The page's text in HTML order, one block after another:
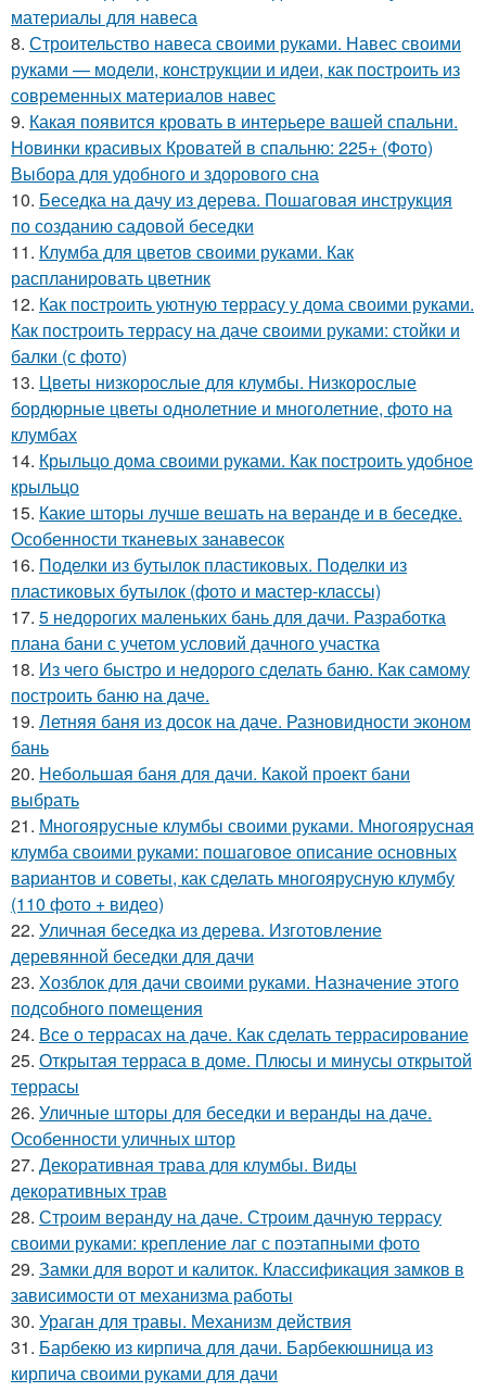
материалы для навеса
8. Строительство навеса своими руками. Навес своими
руками — модели, конструкции и идеи, как построить из
современных материалов навес
9. Какая появится кровать в интерьере вашей спальни.
Новинки красивых Кроватей в спальню: 225+ (Фото)
Выбора для удобного и здорового сна
10. Беседка на дачу из дерева. Пошаговая инструкция
по созданию садовой беседки
11. Клумба для цветов своими руками. Как
распланировать цветник
12. Как построить уютную террасу у дома своими руками.
Как построить террасу на даче своими руками: стойки и
балки (с фото)
13. Цветы низкорослые для клумбы. Низкорослые
бордюрные цветы однолетние и многолетние, фото на
клумбах
14. Крыльцо дома своими руками. Как построить удобное
крыльцо
15. Какие шторы лучше вешать на веранде и в беседке.
Особенности тканевых занавесок
16. Поделки из бутылок пластиковых. Поделки из
пластиковых бутылок (фото и мастер-классы)
17. 5 недорогих маленьких бань для дачи. Разработка
плана бани с учетом условий дачного участка
18. Из чего быстро и недорого сделать баню. Как самому
построить баню на даче.
19. Летняя баня из досок на даче. Разновидности эконом
бань
20. Небольшая баня для дачи. Какой проект бани
выбрать
21. Многоярусные клумбы своими руками. Многоярусная
клумба своими руками: пошаговое описание основных
вариантов и советы, как сделать многоярусную клумбу
(110 фото + видео)
22. Уличная беседка из дерева. Изготовление
деревянной беседки для дачи
23. Хозблок для дачи своими руками. Назначение этого
подсобного помещения
24. Все о террасах на даче. Как сделать террасирование
25. Открытая терраса в доме. Плюсы и минусы открытой
террасы
26. Уличные шторы для беседки и веранды на даче.
Особенности уличных штор
27. Декоративная трава для клумбы. Виды
декоративных трав
28. Строим веранду на даче. Строим дачную террасу
своими руками: крепление лаг с поэтапными фото
29. Замки для ворот и калиток. Классификация замков в
зависимости от механизма работы
30. Ураган для травы. Механизм действия
31. Барбекю из кирпича для дачи. Барбекюшница из
кирпича своими руками для дачи